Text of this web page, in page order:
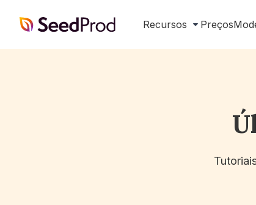
SeedProd Recursos Preços